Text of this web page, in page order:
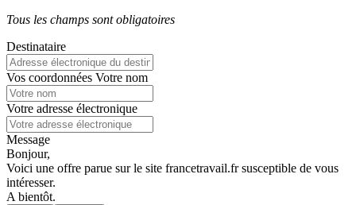
Tous les champs sont obligatoires
Destinataire
Vos coordonnées Votre nom
Votre adresse électronique
Message
Bonjour,
Voici une offre parue sur le site francetravail.fr susceptible de vous
intéresser.
A bientôt.